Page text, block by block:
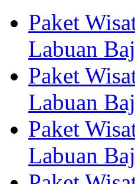
Paket
Labuan
Paket
Labuan
Paket
Labuan